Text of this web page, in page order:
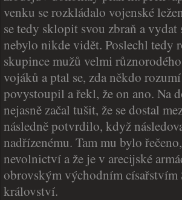
venku se rozkládalo vojenské
se tedy sklopit svou zbraň a
nebylo nikde vidět. Poslechl tedy
skupince mužů velmi
vojáků a ptal se, zda někdo
povystoupil a řekl, že on ano. Na
nejasně začal tušit, že se dostal
následně potvrdilo, když
nadřízenému. Tam mu bylo
nevolnictví a že je v arecijské
obrovským východním císařstvím
království.